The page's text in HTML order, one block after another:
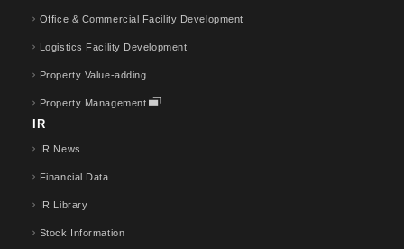
Office & Commercial Facility Development
Logistics Facility Development
Property Value-adding
Property Management
IR
IR News
Financial Data
IR Library
Stock Information